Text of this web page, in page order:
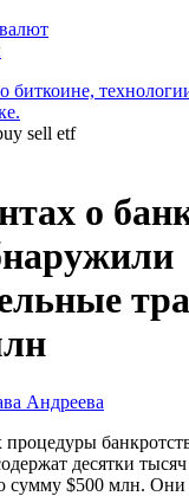
биткоине,
о
Андреева
десятки
$500 млн. Они